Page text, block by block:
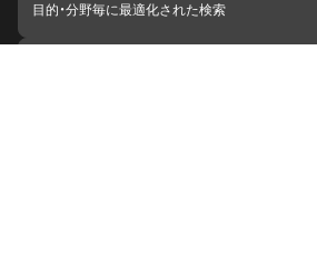
目的・分野毎に最適化された検索